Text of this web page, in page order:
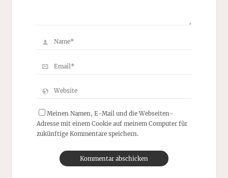
Meinen Namen, E-Mail und die Webseiten-
Adresse mit einem Cookie auf meinem Computer für
zukünftige Kommentare speichern.